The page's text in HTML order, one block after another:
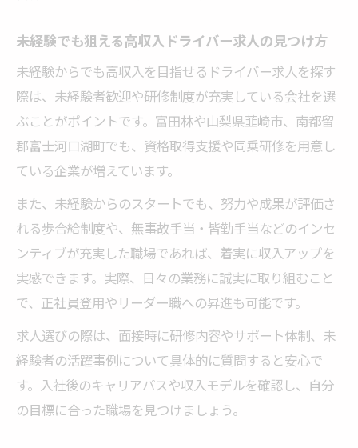
未経験でも狙える高収入ドライバー求人の見つけ方
未経験からでも高収入を目指せるドライバー求人を探す
際は、未経験者歓迎や研修制度が充実している会社を選
ぶことがポイントです。富田林や山梨県韮崎市、南都留
郡富士河口湖町でも、資格取得支援や同乗研修を用意し
ている企業が増えています。
また、未経験からのスタートでも、努力や成果が評価さ
れる歩合給制度や、無事故手当・皆勤手当などのインセ
ンティブが充実した職場であれば、着実に収入アップを
実感できます。実際、日々の業務に誠実に取り組むこと
で、正社員登用やリーダー職への昇進も可能です。
求人選びの際は、面接時に研修内容やサポート体制、未
経験者の活躍事例について具体的に質問すると安心で
す。入社後のキャリアパスや収入モデルを確認し、自分
の目標に合った職場を見つけましょう。